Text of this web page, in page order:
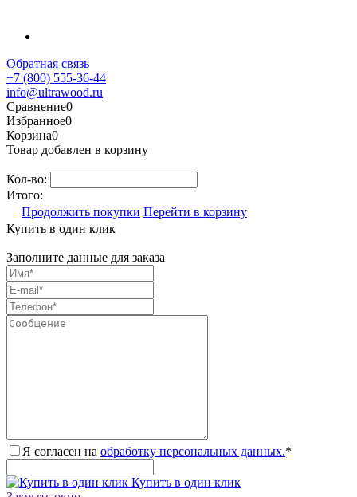
Обратная связь
+7 (800) 555-36-44
info@ultrawood.ru
Сравнение0
Избранное0
Корзина0
Товар добавлен в корзину
Кол-во:
Итого:
Продолжить покупки Перейти в корзину
Купить в один клик
Заполните данные для заказа
Я согласен на обработку персональных данных.*
Купить в один клик